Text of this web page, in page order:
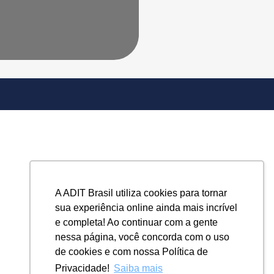
A ADIT Brasil utiliza cookies para tornar
sua experiência online ainda mais incrível
e completa! Ao continuar com a gente
nessa página, você concorda com o uso
de cookies e com nossa Política de
Privacidade! Saiba mais